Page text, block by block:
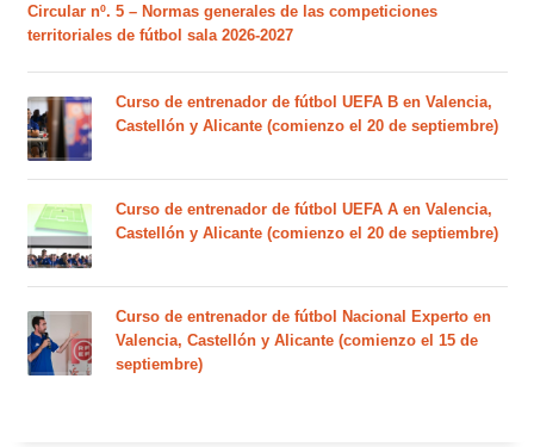
Circular nº. 5 – Normas generales de las competiciones
territoriales de fútbol sala 2026-2027
Curso de entrenador de fútbol UEFA B en Valencia,
Castellón y Alicante (comienzo el 20 de septiembre)
Curso de entrenador de fútbol UEFA A en Valencia,
Castellón y Alicante (comienzo el 20 de septiembre)
Curso de entrenador de fútbol Nacional Experto en
Valencia, Castellón y Alicante (comienzo el 15 de
septiembre)